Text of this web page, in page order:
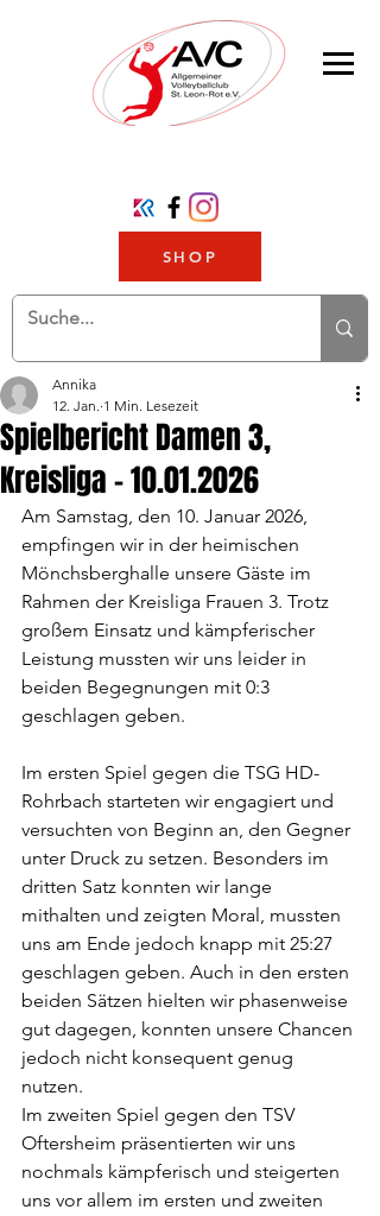
SHOP
Spielbericht Damen 3,
Kreisliga - 10.01.2026
Annika
12. Jan. 1 Min. Lesezeit
Am Samstag, den 10. Januar 2026,
empfingen wir in der heimischen
Mönchsberghalle unsere Gäste im
Rahmen der Kreisliga Frauen 3. Trotz
großem Einsatz und kämpferischer
Leistung mussten wir uns leider in
beiden Begegnungen mit 0:3
geschlagen geben.
Im ersten Spiel gegen die TSG HD-
Rohrbach starteten wir engagiert und
versuchten von Beginn an, den Gegner
unter Druck zu setzen. Besonders im
dritten Satz konnten wir lange
mithalten und zeigten Moral, mussten
uns am Ende jedoch knapp mit 25:27
geschlagen geben. Auch in den ersten
beiden Sätzen hielten wir phasenweise
gut dagegen, konnten unsere Chancen
jedoch nicht konsequent genug
nutzen.
Im zweiten Spiel gegen den TSV
Oftersheim präsentierten wir uns
nochmals kämpferisch und steigerten
uns vor allem im ersten und zweiten